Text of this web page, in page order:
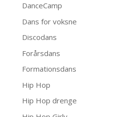
DanceCamp
Dans for voksne
Discodans
Forårsdans
Formationsdans
Hip Hop
Hip Hop drenge